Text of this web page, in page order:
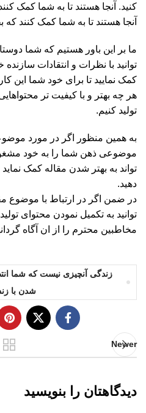
کنید. آنجا هستند تا به شما کمک
آنجا هستند تا به شما کمک کنند
ما بر این باور هستیم که شما
توانید با نظرات و انتقادات سازنده
کمک نمایید تا برای خود شما این
هر چه بهتر و با کیفیت تر
تولید کنیم.
به همین منظور اگر در مورد
موضوعی ذهن شما را به خود
تواند به بهتر شدن مقاله کمک
دهید.
در ضمن اگر در ارتباط با موضوع
توانید به تکمیل نمودن محتوای
مخاطبین محترم را از ان آگاه
زندگی آنچیزی نیست که شما
شدن با
Newer
دیدگاهتان را بنویسید